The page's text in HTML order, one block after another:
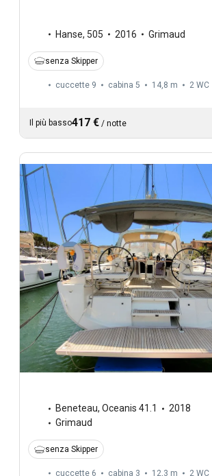
Hanse, 505 2016 Grimaud
senza Skipper
cuccette 9 cabina 5 14,8 m 2 WC
Il più basso417 € / notte
Beneteau, Oceanis 41.1
2018
Grimaud
senza Skipper
cuccette 6 cabina 3 12,3 m 2 WC